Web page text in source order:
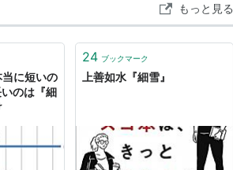
（1959年、監督：島耕二）
（1983年、監督：市川崑）
もっと見る
に短いの
のは『細
24 ブックマーク
上善如水『細雪』